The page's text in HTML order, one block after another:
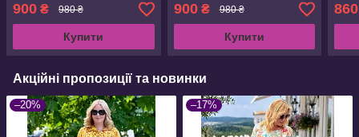
900 ₴ 980 ₴
Купити
900₴ 980 ₴
Купити
860
Акційні пропозиції та новинки
–20% –17%